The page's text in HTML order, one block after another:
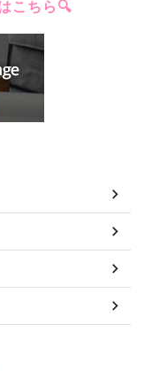
こちら🔍